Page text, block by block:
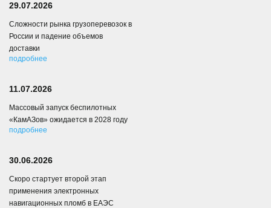
29.07.2026
Сложности рынка грузоперевозок в
России и падение объемов
доставки
подробнее
11.07.2026
Массовый запуск беспилотных
«КамАЗов» ожидается в 2028 году
подробнее
30.06.2026
Скоро стартует второй этап
применения электронных
навигационных пломб в ЕАЭС